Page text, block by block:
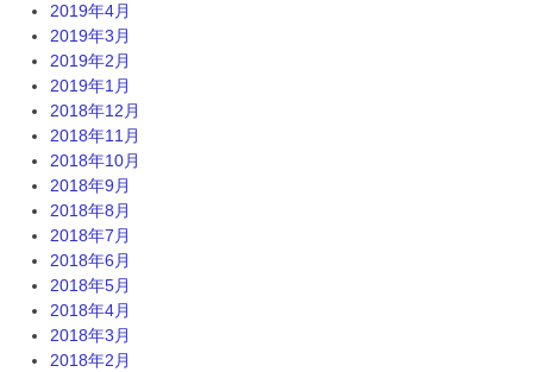
2019年4月
2019年3月
2019年2月
2019年1月
2018年12月
2018年11月
2018年10月
2018年9月
2018年8月
2018年7月
2018年6月
2018年5月
2018年4月
2018年3月
2018年2月